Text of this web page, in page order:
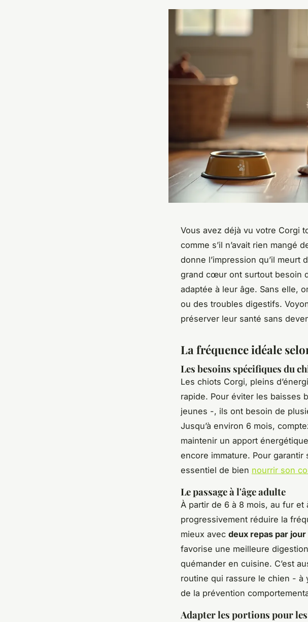
Vous avez déjà vu votre Corgi
comme s’il n’avait rien mangé
donne l’impression qu’il
grand cœur ont surtout besoin
adaptée à leur âge. Sans elle,
ou des troubles digestifs.
préserver leur santé sans
La fréquence idéale
Les besoins spécifiques du
Les chiots Corgi, pleins
rapide. Pour éviter les baisses
jeunes -, ils ont besoin de
Jusqu’à environ 6 mois,
maintenir un apport
encore immature. Pour
essentiel de bien nourrir son
Le passage à l'âge adulte
À partir de 6 à 8 mois, au fur
progressivement réduire la
mieux avec deux repas par jour
favorise une meilleure
quémander en cuisine. C’est
routine qui rassure le chien - à
de la prévention
Adapter les portions pour